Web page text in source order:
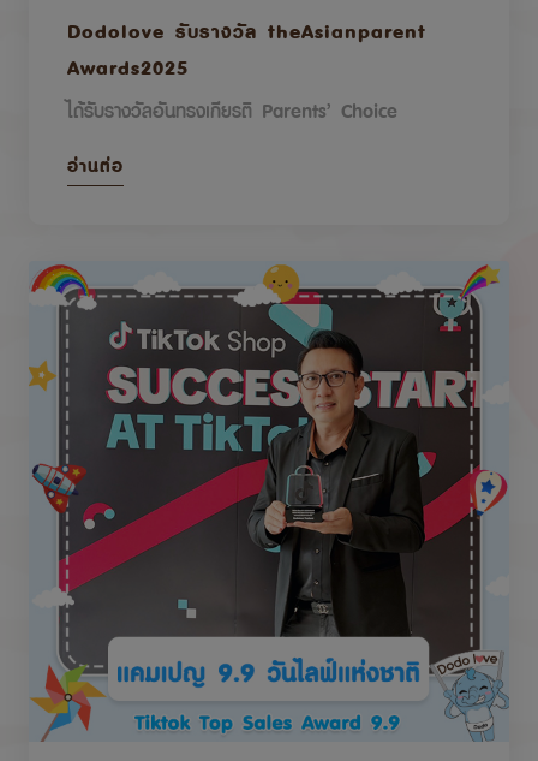
Dodolove รับรางวัล theAsianparent
Awards2025
ได้รับรางวัลอันทรงเกียรติ Parents’ Choice
อ่านต่อ